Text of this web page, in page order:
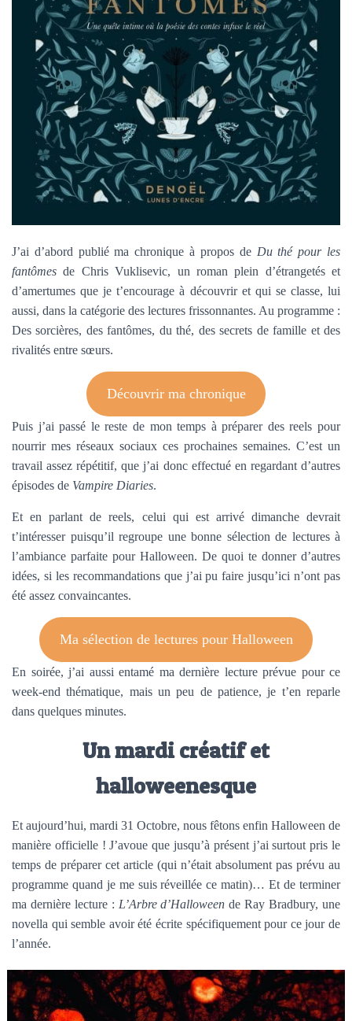
J’ai d’abord publié ma chronique à propos de Du thé pour les
fantômes de Chris Vuklisevic, un roman plein d’étrangetés et
d’amertumes que je t’encourage à découvrir et qui se classe, lui
aussi, dans la catégorie des lectures frissonnantes. Au programme :
Des sorcières, des fantômes, du thé, des secrets de famille et des
rivalités entre sœurs.
Découvrir ma chronique
Puis j’ai passé le reste de mon temps à préparer des reels pour
nourrir mes réseaux sociaux ces prochaines semaines. C’est un
travail assez répétitif, que j’ai donc effectué en regardant d’autres
épisodes de Vampire Diaries.
Et en parlant de reels, celui qui est arrivé dimanche devrait
t’intéresser puisqu’il regroupe une bonne sélection de lectures à
l’ambiance parfaite pour Halloween. De quoi te donner d’autres
idées, si les recommandations que j’ai pu faire jusqu’ici n’ont pas
été assez convaincantes.
Ma sélection de lectures pour Halloween
En soirée, j’ai aussi entamé ma dernière lecture prévue pour ce
week-end thématique, mais un peu de patience, je t’en reparle
dans quelques minutes.
Un mardi créatif et
halloweenesque
Et aujourd’hui, mardi 31 Octobre, nous fêtons enfin Halloween de
manière officielle ! J’avoue que jusqu’à présent j’ai surtout pris le
temps de préparer cet article (qui n’était absolument pas prévu au
programme quand je me suis réveillée ce matin)… Et de terminer
ma dernière lecture : L’Arbre d’Halloween de Ray Bradbury, une
novella qui semble avoir été écrite spécifiquement pour ce jour de
l’année.